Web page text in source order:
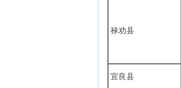
禄劝县
宜良县